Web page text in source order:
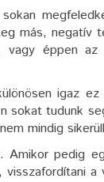
más, negatív
vagy éppen
igaz
sokat tudunk
mindig
pedig
a